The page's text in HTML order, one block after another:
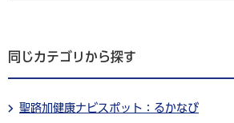
同じカテゴリから探す
聖路加健康ナビスポット：るかなび